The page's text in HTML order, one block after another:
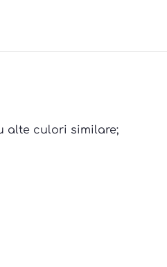
alte culori similare;